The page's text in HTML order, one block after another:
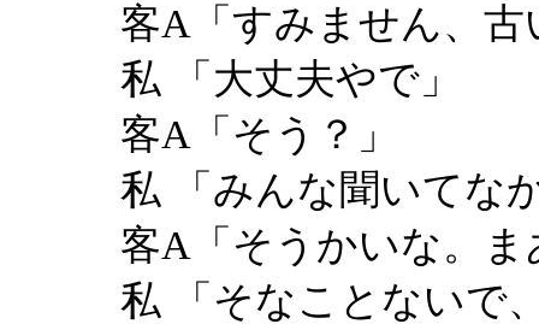
客A「すみません、古
私 「大丈夫やで」
客A「そう？」
私 「みんな聞いてな
客A「そうかいな。ま
私 「そなことないで